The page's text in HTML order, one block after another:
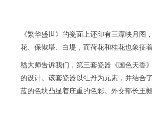
《繁华盛世》的瓷面上还印有三潭映月
花、保俶塔、白堤，而荷花和桂花也象征着
嵇大师告诉我们，第三套瓷器《国色天香
的设计。该套瓷器以牡丹为元素，并结合
蓝的色块凸显着庄重的色彩。外交部长王